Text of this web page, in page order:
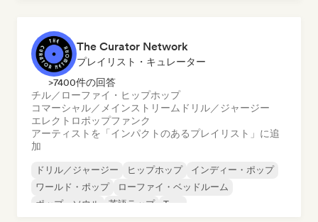
The Curator Network
プレイリスト・キュレーター
>7400件の回答
チル／ローファイ・ヒップホップ
コマーシャル／メインストリーム ドリル／ジャージー
エレクトロポップファンク
アーティストを「インパクトのあるプレイリスト」に追
加
ドリル／ジャージー ヒップホップ
インディー・ポップ
ワールド・ポップ
ローファイ・ベッドルーム
ポップ・ソウル
英語ラップ Trap